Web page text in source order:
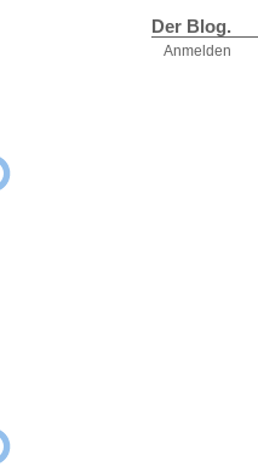
Der Blog.
Anmelden